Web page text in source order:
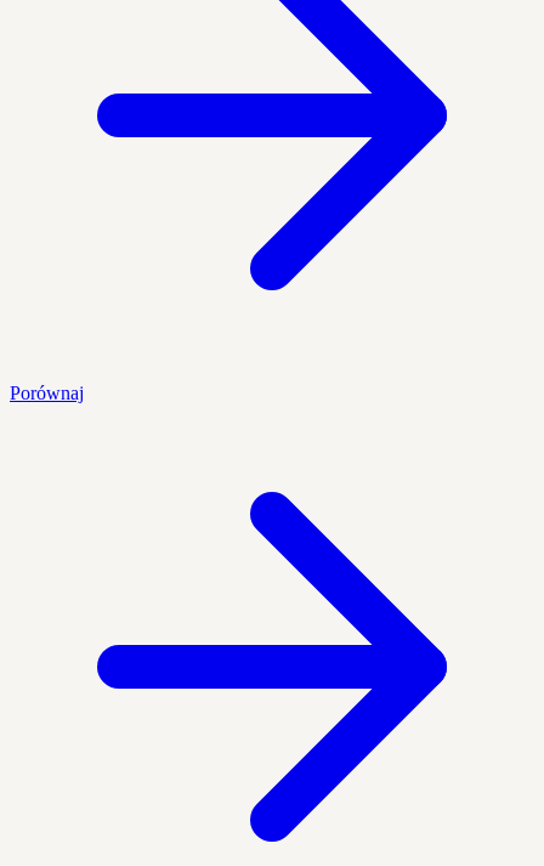
Porównaj